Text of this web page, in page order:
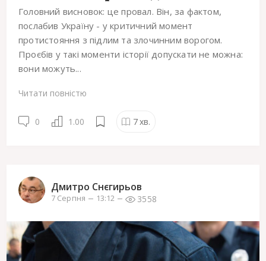
Головний висновок: це провал. Він, за фактом,
послабив Україну - у критичний момент
протистояння з підлим та злочинним ворогом.
Проєбів у такі моменти історії допускати не можна:
вони можуть...
Читати повністю
0 1.00 7хв.
Дмитро Снєгирьов
7 Серпня 13:12 3558